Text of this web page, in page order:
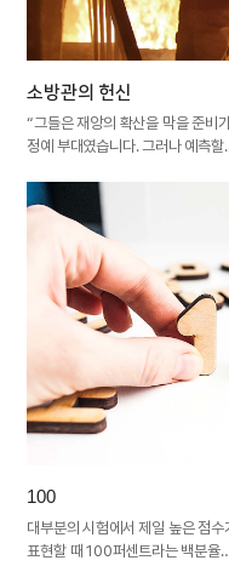
소방관의 헌신
“그들은 재앙의 확산을 막을 준비
정예 부대였습니다. 그러나 예측
100
대부분의 시험에서 제일 높은 점
표현할 때 100퍼센트라는 백분율